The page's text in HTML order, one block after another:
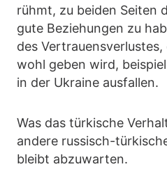
rühmt, zu beiden Seiten
gute Beziehungen zu
des
wohl geben wird,
in der Ukraine ausfallen.
Was das türkische
andere russisch-
bleibt abzuwarten.